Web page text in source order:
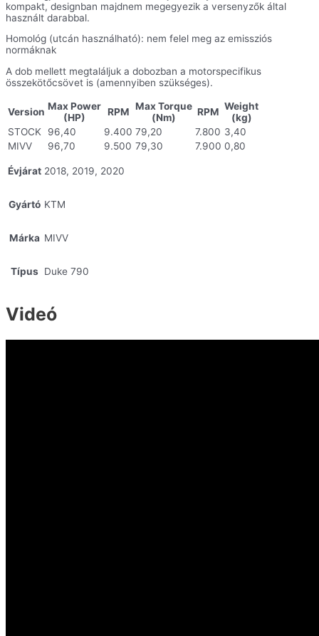
kompakt, designban majdnem megegyezik a versenyzők által
használt darabbal.
Homológ (utcán használható): nem felel meg az emissziós
normáknak
A dob mellett megtaláljuk a dobozban a motorspecifikus
összekötőcsövet is (amennyiben szükséges).
Version Max Power
(HP)
RPM Max Torque
(Nm)
RPM Weight
(kg)
STOCK
96,40 9.400 79,20 7.800 3,40
MIVV
96,70 9.500 79,30 7.900 0,80
Évjárat 2018, 2019, 2020
Gyártó KTM
Márka MIVV
Típus Duke 790
Videó